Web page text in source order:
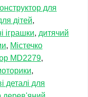
для
дітей,
іграшки, дитячий
, Містечко
MD2279,
,
деталі для